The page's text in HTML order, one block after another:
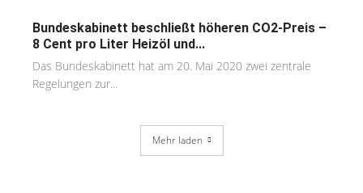
Bundeskabinett beschließt höheren CO2-Preis –
8 Cent pro Liter Heizöl und...
Das Bundeskabinett hat am 20. Mai 2020 zwei zentrale
Regelungen zur...
Mehr laden